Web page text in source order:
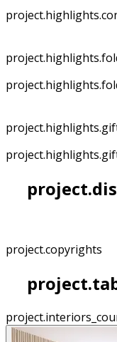
project.copyrights